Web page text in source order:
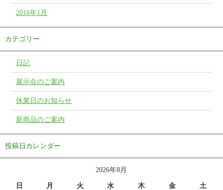
2016年1月
カテゴリー
日記
展示会のご案内
休業日のお知らせ
新商品のご案内
投稿日カレンダー
2026年8月
日 月 火 水 木 金 土